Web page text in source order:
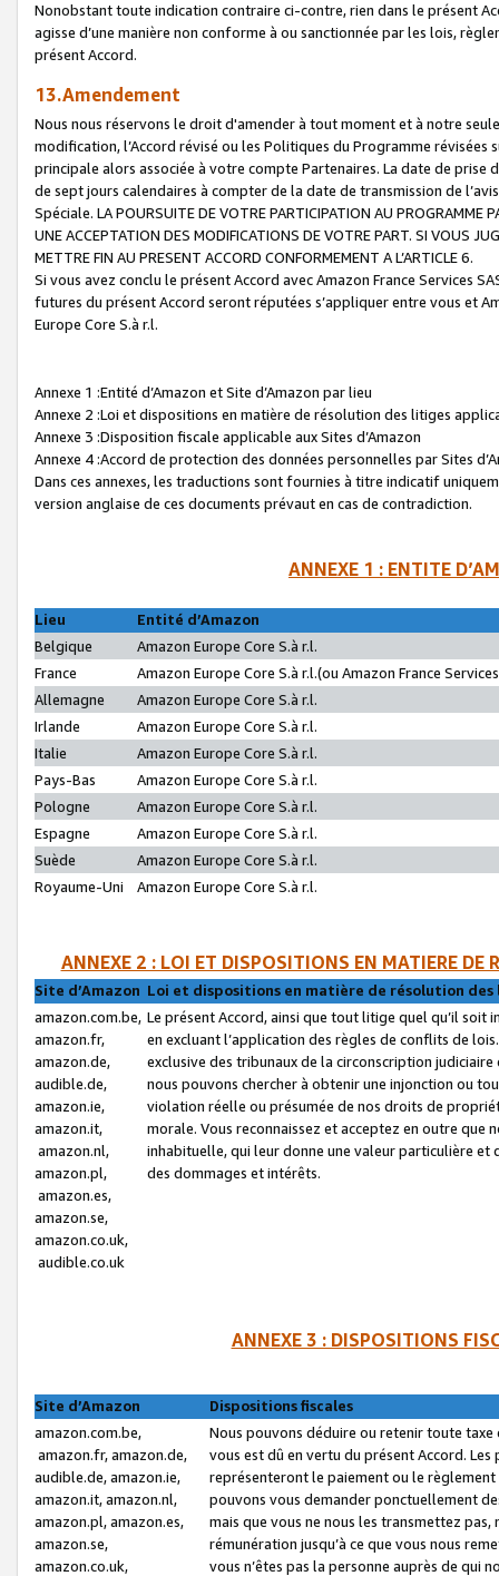
Nonobstant toute indication contraire ci-contre, rien dans le présent
agisse d’une manière non conforme à ou sanctionnée par les lois,
présent Accord.
13.Amendement
Nous nous réservons le droit d'amender à tout moment et à notre
modification, l’Accord révisé ou les Politiques du Programme
principale alors associée à votre compte Partenaires. La date de
de sept jours calendaires à compter de la date de transmission de
Spéciale. LA POURSUITE DE VOTRE PARTICIPATION AU PROGRAMME
UNE ACCEPTATION DES MODIFICATIONS DE VOTRE PART. SI VOUS
METTRE FIN AU PRESENT ACCORD CONFORMEMENT A L’ARTICLE 6.
Si vous avez conclu le présent Accord avec Amazon France Services
futures du présent Accord seront réputées s’appliquer entre vous et
Europe Core S.à r.l.
Annexe 1 :Entité d’Amazon et Site d’Amazon par lieu
Annexe 2 :Loi et dispositions en matière de résolution des litiges
Annexe 3 :Disposition fiscale applicable aux Sites d’Amazon
Annexe 4 :Accord de protection des données personnelles par Sites
Dans ces annexes, les traductions sont fournies à titre indicatif
version anglaise de ces documents prévaut en cas de contradiction.
ANNEXE 1 : ENTITE
Lieu
Entité d’Amazon
Belgique
Amazon Europe Core S.à r.l.
France
Amazon Europe Core S.à r.l.(ou Amazon France
Allemagne
Amazon Europe Core S.à r.l.
Irlande
Amazon Europe Core S.à r.l.
Italie
Amazon Europe Core S.à r.l.
Pays-Bas
Amazon Europe Core S.à r.l.
Pologne
Amazon Europe Core S.à r.l.
Espagne
Amazon Europe Core S.à r.l.
Suède
Amazon Europe Core S.à r.l.
Royaume-Uni
Amazon Europe Core S.à r.l.
ANNEXE 2 : LOI ET DISPOSITIONS EN MATIERE DE
Site d’Amazon Loi et dispositions en matière de résolution
amazon.com.be,
amazon.fr,
amazon.de,
audible.de,
amazon.ie,
amazon.it,
amazon.nl,
amazon.pl,
amazon.es,
amazon.se,
amazon.co.uk,
audible.co.uk
Le présent Accord, ainsi que tout litige quel qu’il soit
en excluant l’application des règles de conflits de
exclusive des tribunaux de la circonscription
nous pouvons chercher à obtenir une injonction ou
violation réelle ou présumée de nos droits de
morale. Vous reconnaissez et acceptez en outre que
inhabituelle, qui leur donne une valeur particulière
des dommages et intérêts.
ANNEXE 3 : DISPOSITIONS
Site d’Amazon
Dispositions fiscales
amazon.com.be,
amazon.fr, amazon.de,
audible.de, amazon.ie,
amazon.it, amazon.nl,
amazon.pl, amazon.es,
amazon.se,
amazon.co.uk,
Nous pouvons déduire ou retenir toute
vous est dû en vertu du présent Accord.
représenteront le paiement ou le
pouvons vous demander ponctuellement
mais que vous ne nous les transmettez
rémunération jusqu’à ce que vous nous
vous n’êtes pas la personne auprès de qui